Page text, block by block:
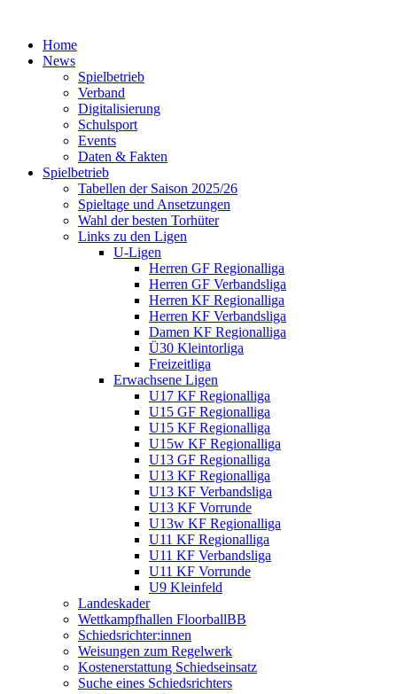
Home
News
Spielbetrieb
Verband
Digitalisierung
Schulsport
Events
Daten & Fakten
Spielbetrieb
Tabellen der Saison 2025/26
Spieltage und Ansetzungen
Wahl der besten Torhüter
Links zu den Ligen
U-Ligen
Herren GF Regionalliga
Herren GF Verbandsliga
Herren KF Regionalliga
Herren KF Verbandsliga
Damen KF Regionalliga
Ü30 Kleintorliga
Freizeitliga
Erwachsene Ligen
U17 KF Regionalliga
U15 GF Regionalliga
U15 KF Regionalliga
U15w KF Regionalliga
U13 GF Regionalliga
U13 KF Regionalliga
U13 KF Verbandsliga
U13 KF Vorrunde
U13w KF Regionalliga
U11 KF Regionalliga
U11 KF Verbandsliga
U11 KF Vorrunde
U9 Kleinfeld
Landeskader
Wettkampfhallen FloorballBB
Schiedsrichter:innen
Weisungen zum Regelwerk
Kostenerstattung Schiedseinsatz
Suche eines Schiedsrichters